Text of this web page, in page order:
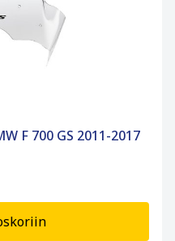
F 700 GS 2011-2017